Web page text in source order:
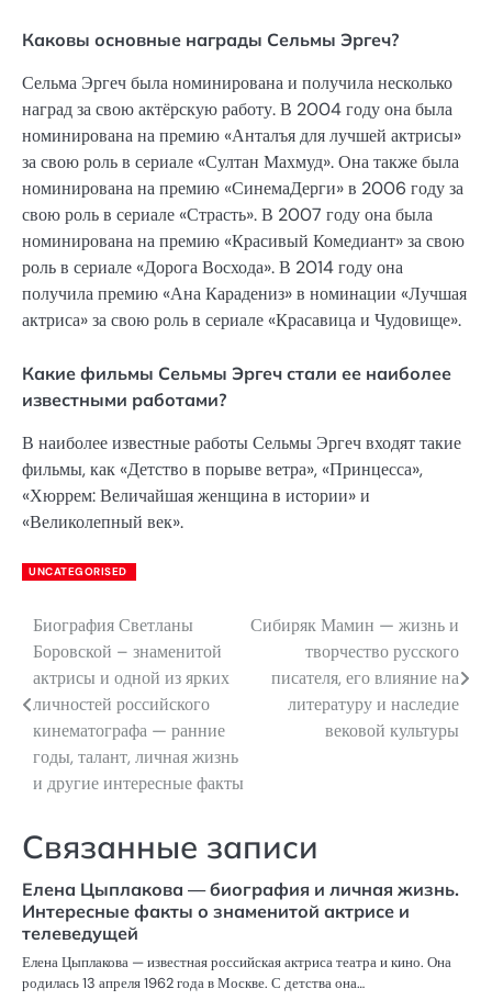
Каковы основные награды Сельмы Эргеч?
Сельма Эргеч была номинирована и получила несколько
наград за свою актёрскую работу. В 2004 году она была
номинирована на премию «Анталъя для лучшей актрисы»
за свою роль в сериале «Султан Махмуд». Она также была
номинирована на премию «СинемаДерги» в 2006 году за
свою роль в сериале «Страсть». В 2007 году она была
номинирована на премию «Красивый Комедиант» за свою
роль в сериале «Дорога Восхода». В 2014 году она
получила премию «Ана Карадениз» в номинации «Лучшая
актриса» за свою роль в сериале «Красавица и Чудовище».
Какие фильмы Сельмы Эргеч стали ее наиболее
известными работами?
В наиболее известные работы Сельмы Эргеч входят такие
фильмы, как «Детство в порыве ветра», «Принцесса»,
«Хюррем: Величайшая женщина в истории» и
«Великолепный век».
UNCATEGORISED
Навигация
по
записям
Биография Светланы
Боровской – знаменитой
актрисы и одной из ярких
личностей российского
кинематографа — ранние
годы, талант, личная жизнь
и другие интересные факты
Сибиряк Мамин — жизнь и
творчество русского
писателя, его влияние на
литературу и наследие
вековой культуры
Связанные записи
Елена Цыплакова — биография и личная жизнь.
Интересные факты о знаменитой актрисе и
телеведущей
Елена Цыплакова — известная российская актриса театра и кино. Она
родилась 13 апреля 1962 года в Москве. С детства она…